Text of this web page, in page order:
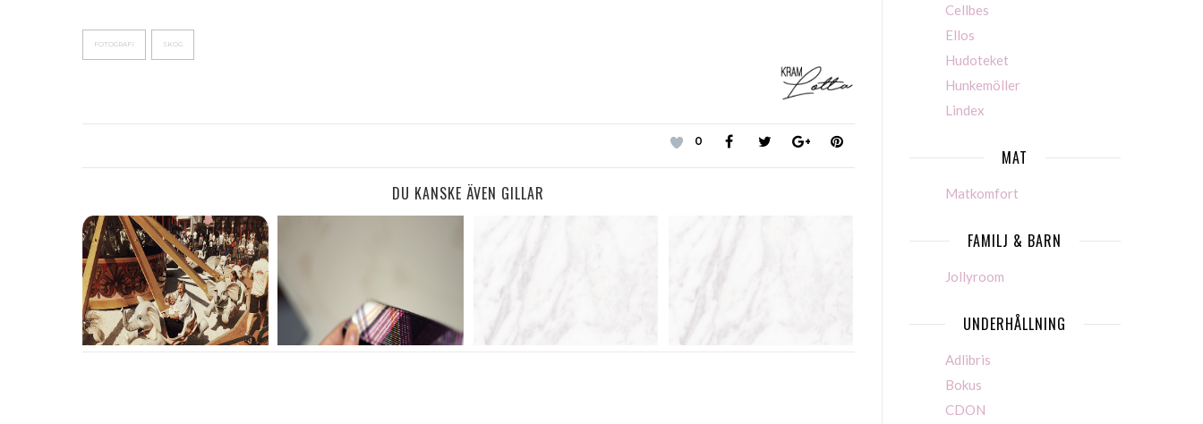
FOTOGRAFI SKOG
0
DU KANSKE ÄVEN GILLAR
Cellbes
Ellos
Hudoteket
Hunkemöller
Lindex
MAT
Matkomfort
FAMILJ & BARN
Jollyroom
UNDERHÅLLNING
Adlibris
Bokus
CDON